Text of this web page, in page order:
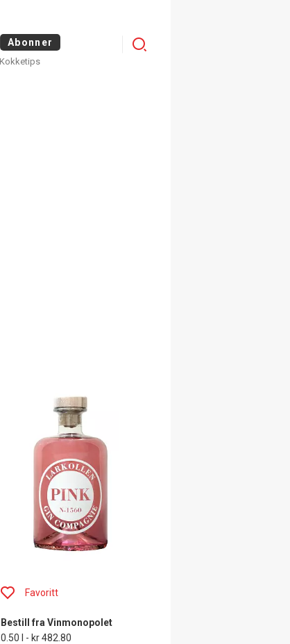
Abonner
Kokketips
Menu
Favoritt
Bestill fra Vinmonopolet
0.50 l - kr 482.80